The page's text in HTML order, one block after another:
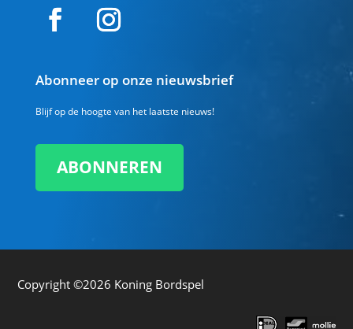
Abonneer op onze nieuwsbrief
Blijf op de hoogte van het laatste nieuws!
ABONNEREN
Copyright ©2026 Koning Bordspel